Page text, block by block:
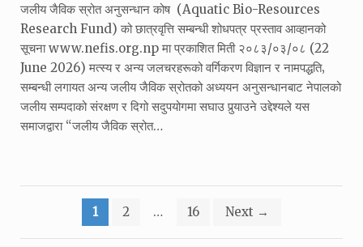
जलीय जैविक स्रोत अनुसन्धान कोष (Aquatic Bio-Resources
Research Fund) को छात्रवृत्ति सम्बन्धी शोधपत्र प्रस्ताव आव्हानको
सूचना www.nefis.org.np मा प्रकाशित मिती २०८३/०३/०८ (22
June 2026) मत्स्य र अन्य जलचरहरूको वर्गिकरण विज्ञान र नामपद्धति‚
सम्बन्धी लगायत अन्य जलीय जैविक स्रोतको अध्ययन अनुसन्धानबाट नेपालको
जलीय सम्पदाको संरक्षण र दिगो सदुपयोगमा सघाउ पुर्‍याउने उद्देश्यले यस
समाजद्वारा “जलीय जैविक स्रोत…
1 2 … 16 Next →